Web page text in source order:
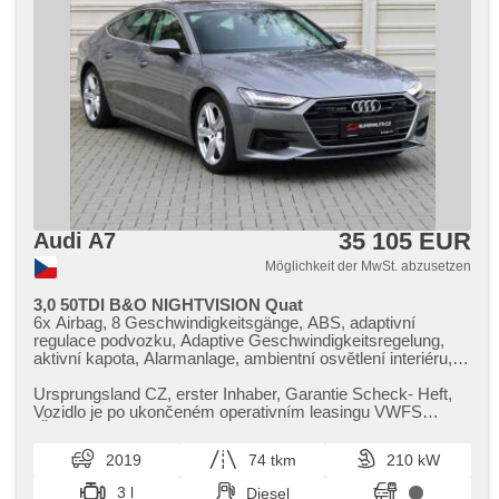
Audi A7 35 105 EUR
Möglichkeit der MwSt. abzusetzen
3,0 50TDI B&O NIGHTVISION Quat
6x Airbag, 8 Geschwindigkeitsgänge, ABS, adaptivní
regulace podvozku, Adaptive Geschwindigkeitsregelung,
aktivní kapota, Alarmanlage, ambientní osvětlení interiéru,
asistent jízdy v koloně, asistent rozjezdu do kopce (HSA),
autom. Aktivation der Warnflutlicht, Klimaautomatik,
Berg bremsen , automatikparken, automatické přepínání
dálkových světel, Autoradio, bezdrátová nabíječka
mobilních telefonů, Bluetooth, Brems-Assistent,
Ursprungsland CZ,​ erster Inhaber,​ Garantie Scheck​- Heft,​
Vozidlo je po ukončeném operativním leasingu VWFS
2019 74 tkm
210 kW
3 l
Diesel